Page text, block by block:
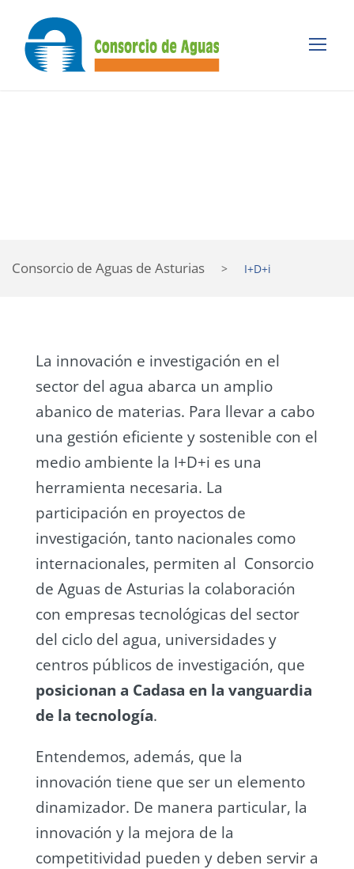
Consorcio de Aguas de Asturias > I+D+i
La innovación e investigación en el
sector del agua abarca un amplio
abanico de materias. Para llevar a cabo
una gestión eficiente y sostenible con el
medio ambiente la I+D+i es una
herramienta necesaria. La
participación en proyectos de
investigación, tanto nacionales como
internacionales, permiten al Consorcio
de Aguas de Asturias la colaboración
con empresas tecnológicas del sector
del ciclo del agua, universidades y
centros públicos de investigación, que
posicionan a Cadasa en la vanguardia
de la tecnología.
Entendemos, además, que la
innovación tiene que ser un elemento
dinamizador. De manera particular, la
innovación y la mejora de la
competitividad pueden y deben servir a